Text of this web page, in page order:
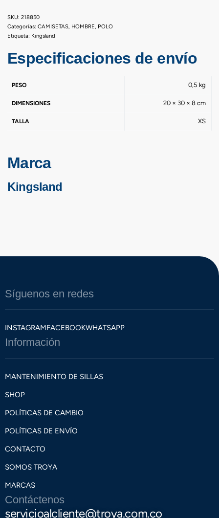
218850
Categorías: CAMISETAS, HOMBRE, POLO
Etiqueta: Kingsland
Especificaciones de envío
PESO 0,5 kg
DIMENSIONES 20 × 30 × 8 cm
TALLA XS
Marca
Kingsland
Síguenos en redes
INSTAGRAMFACEBOOKWHATSAPP
Información
MANTENIMIENTO DE SILLAS
SHOP
POLÍTICAS DE CAMBIO
POLÍTICAS DE ENVÍO
CONTACTO
SOMOS TROYA
MARCAS
Contáctenos
servicioalcliente@troya.com.co